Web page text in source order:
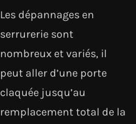
Les dépannages en
serrurerie sont
nombreux et variés, il
peut aller d’une porte
claquée jusqu’au
remplacement total de la